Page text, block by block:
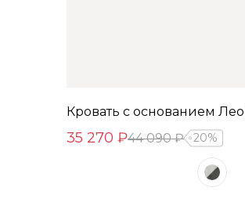
Кровать с основанием
35 270 ₽44 090 ₽ 20%